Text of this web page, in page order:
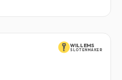
WILLEMS
SLOTENMAKER